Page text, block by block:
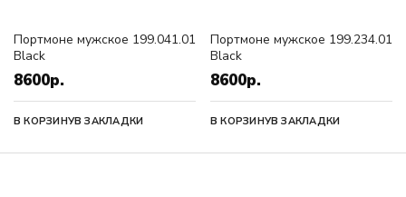
Портмоне мужское 199.041.01
Black
8600р.
В КОРЗИНУВ ЗАКЛАДКИ
Портмоне мужское 199.234.01
Black
8600р.
В КОРЗИНУВ ЗАКЛАДКИ